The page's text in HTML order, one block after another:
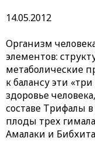
14.05.2012
Организм
элементов:
метаболические
к балансу эти
здоровье
составе Трифалы
плоды трех
Амалаки и